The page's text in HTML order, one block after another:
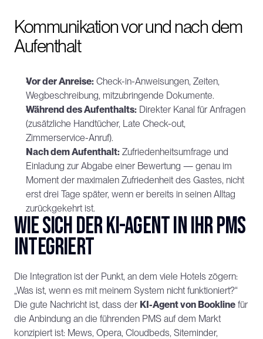
Kommunikation vor und nach dem
Aufenthalt
Vor der Anreise: Check-in-Anweisungen, Zeiten,
Wegbeschreibung, mitzubringende Dokumente.
Während des Aufenthalts: Direkter Kanal für Anfragen
(zusätzliche Handtücher, Late Check-out,
Zimmerservice-Anruf).
Nach dem Aufenthalt: Zufriedenheitsumfrage und
Einladung zur Abgabe einer Bewertung — genau im
Moment der maximalen Zufriedenheit des Gastes, nicht
erst drei Tage später, wenn er bereits in seinen Alltag
zurückgekehrt ist.
Wie sich der KI-Agent in Ihr PMS
integriert
Die Integration ist der Punkt, an dem viele Hotels zögern:
„Was ist, wenn es mit meinem System nicht funktioniert?“
Die gute Nachricht ist, dass der KI-Agent von Bookline für
die Anbindung an die führenden PMS auf dem Markt
konzipiert ist: Mews, Opera, Cloudbeds, Siteminder,